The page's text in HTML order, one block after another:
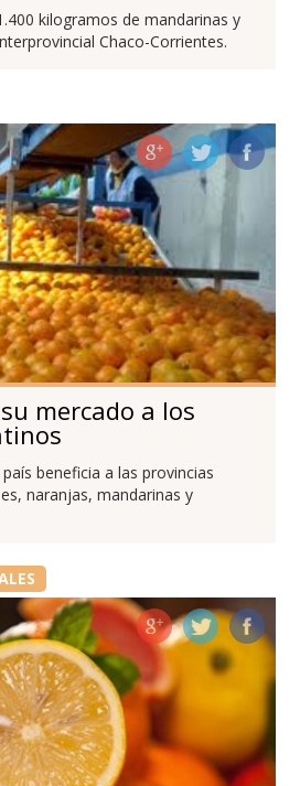
kilogramos de mandarinas y
Chaco-Corrientes.
mercado a los
beneficia a las provincias
naranjas, mandarinas y